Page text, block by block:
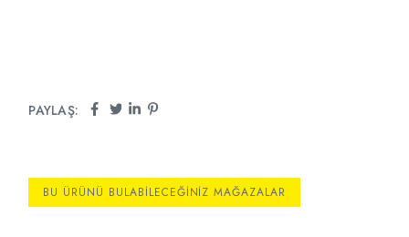
PAYLAŞ:
BU ÜRÜNÜ BULABILECEĞINIZ MAĞAZALAR